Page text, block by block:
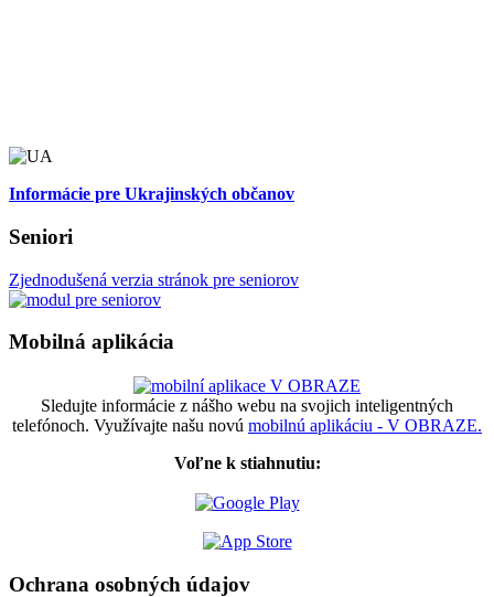
Informácie pre Ukrajinských občanov
Seniori
Zjednodušená verzia stránok pre seniorov
Mobilná aplikácia
Sledujte informácie z nášho webu na svojich inteligentných
telefónoch. Využívajte našu novú mobilnú aplikáciu - V OBRAZE.
Voľne k stiahnutiu:
Ochrana osobných údajov